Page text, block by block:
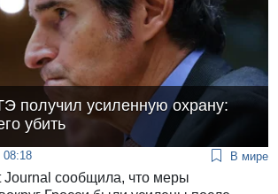
получил усиленную охрану:
убить
08:18 В мире
Journal сообщила, что меры